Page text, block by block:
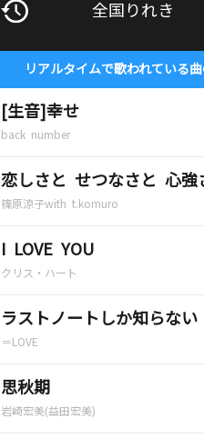
全国りれき
リアルタイムで歌われている
[生音]幸せ
back number
恋しさと せつなさと 心強
篠原涼子with t.komuro
I LOVE YOU
クリス・ハート
ラストノートしか知らない
＝LOVE
思秋期
岩崎宏美(益田宏美)